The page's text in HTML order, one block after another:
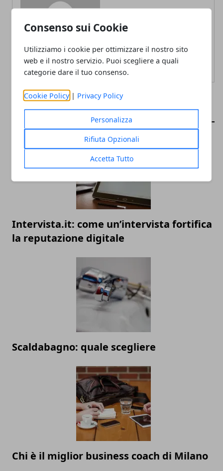
Consenso sui Cookie
Utilizziamo i cookie per ottimizzare il nostro sito
web e il nostro servizio. Puoi scegliere a quali
categorie dare il tuo consenso.
Cookie Policy | Privacy Policy
Personalizza
Rifiuta Opzionali
Accetta Tutto
Intervista.it: come un’intervista fortifica
la reputazione digitale
Scaldabagno: quale scegliere
Chi è il miglior business coach di Milano